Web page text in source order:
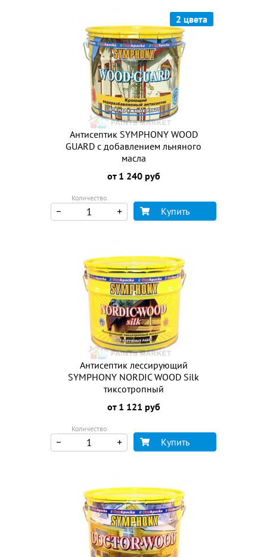
2 цвета
Антисептик SYMPHONY WOOD
GUARD с добавлением льняного
масла
от 1 240 руб
Количество
Купить
Антисептик лессирующий
SYMPHONY NORDIC WOOD Silk
тиксотропный
от 1 121 руб
Количество
Купить